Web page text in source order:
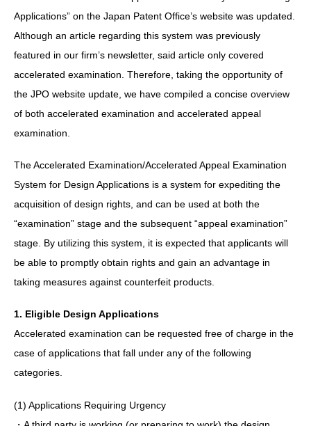
Applications” on the Japan Patent Office’s website was updated.
Although an article regarding this system was previously
featured in our firm’s newsletter, said article only covered
accelerated examination. Therefore, taking the opportunity of
the JPO website update, we have compiled a concise overview
of both accelerated examination and accelerated appeal
examination.
The Accelerated Examination/Accelerated Appeal Examination
System for Design Applications is a system for expediting the
acquisition of design rights, and can be used at both the
“examination” stage and the subsequent “appeal examination”
stage. By utilizing this system, it is expected that applicants will
be able to promptly obtain rights and gain an advantage in
taking measures against counterfeit products.
1. Eligible Design Applications
Accelerated examination can be requested free of charge in the
case of applications that fall under any of the following
categories.
(1) Applications Requiring Urgency